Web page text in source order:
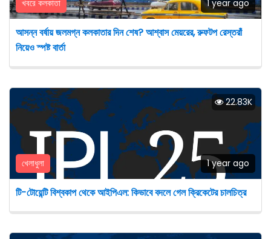
খবরে কলকাতা 1 year ago
আসন্ন বর্ষায় জলমগ্ন কলকাতার দিন শেষ? আশ্বাস মেয়রের, রুফটপ রেস্তরাঁ
নিয়েও স্পষ্ট বার্তা
22.83K
খেলাধুলা 1 year ago
টি-টোয়েন্টি বিশ্বকাপ থেকে আইপিএল: কিভাবে বদলে গেল ক্রিকেটের চালচিত্র